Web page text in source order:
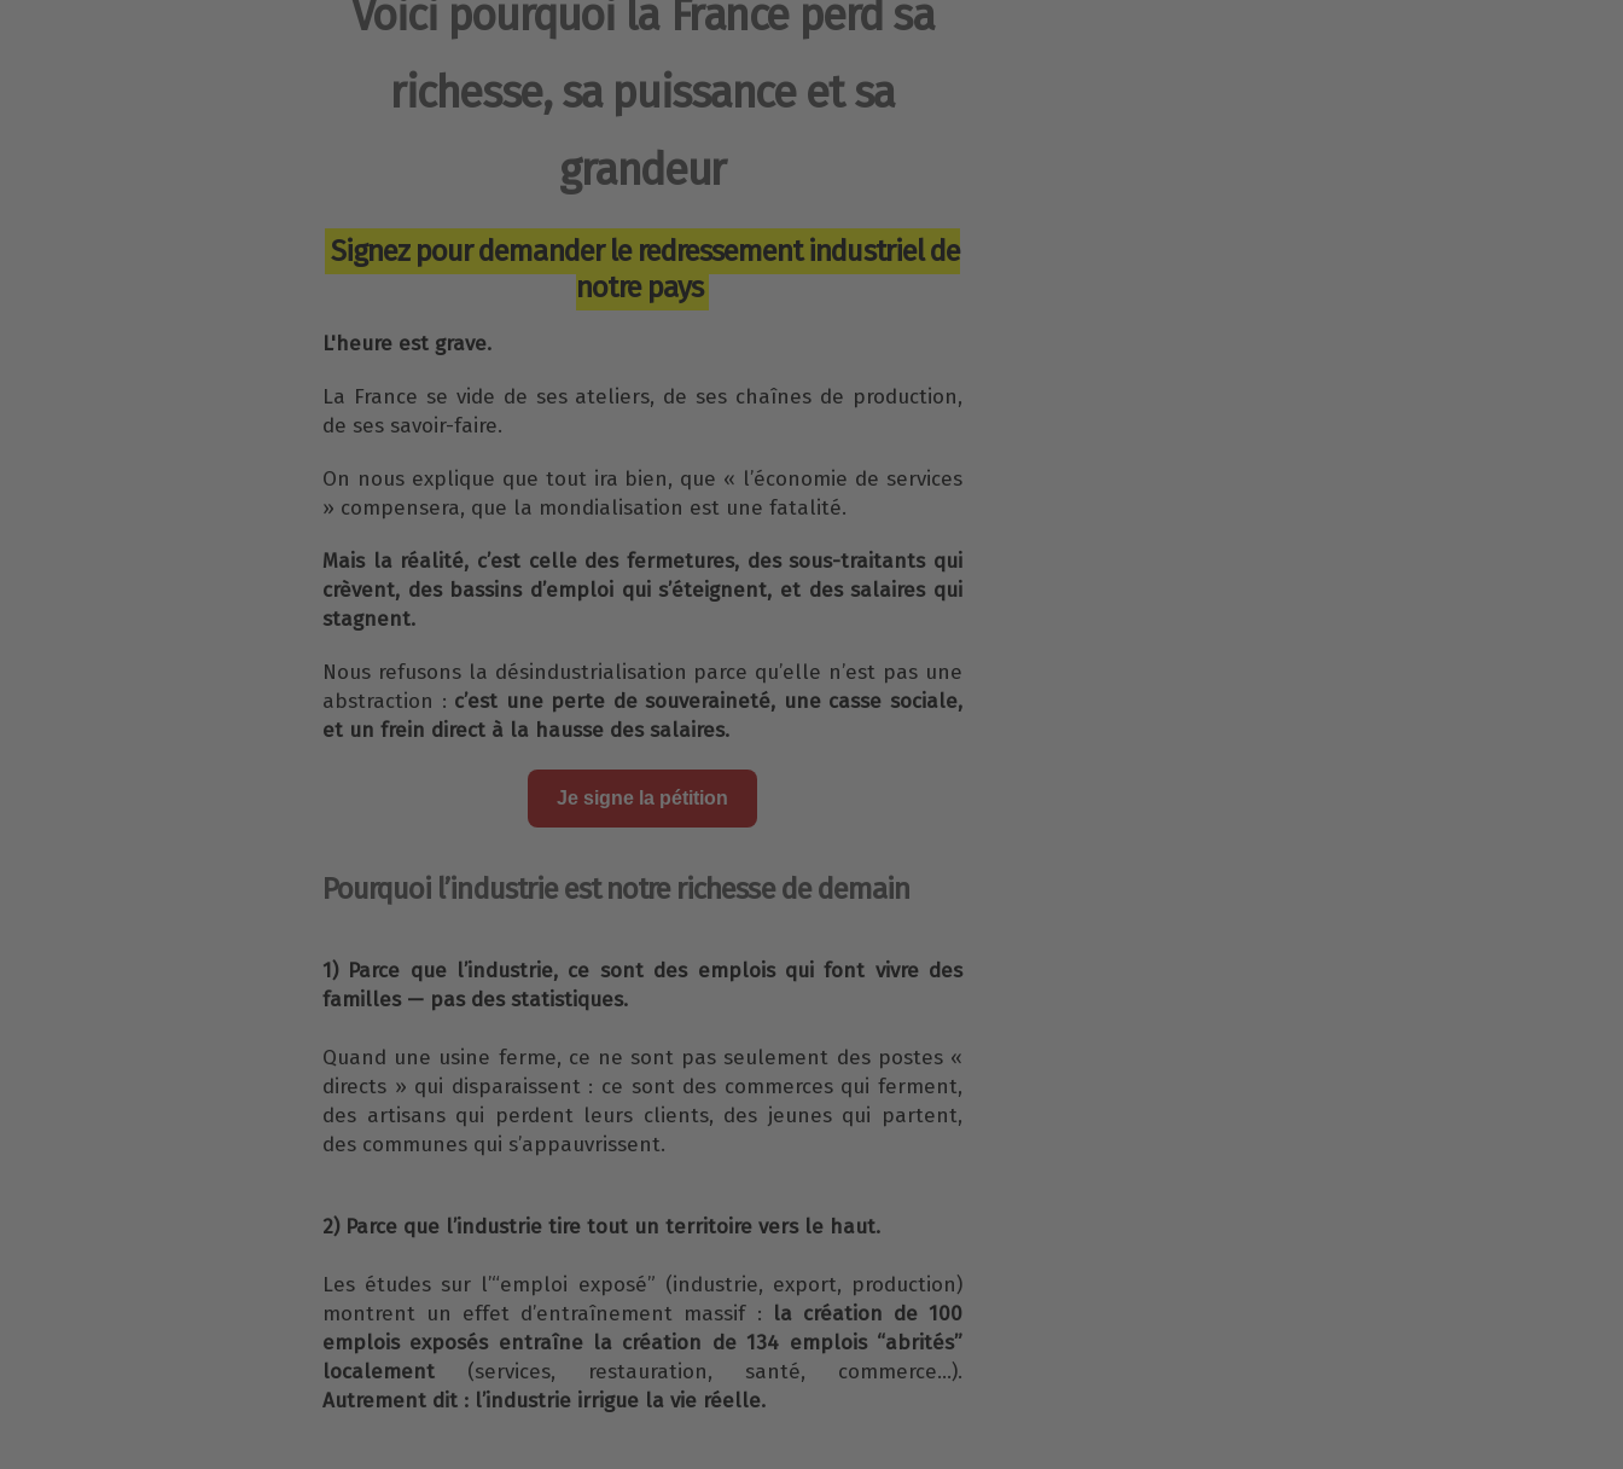
Voici pourquoi la France perd sa
richesse, sa puissance et sa
grandeur
Signez pour demander le redressement industriel de
notre pays
L'heure est grave.
La France se vide de ses ateliers, de ses chaînes de production,
de ses savoir-faire.
On nous explique que tout ira bien, que « l’économie de services
» compensera, que la mondialisation est une fatalité.
Mais la réalité, c’est celle des fermetures, des sous-traitants qui
crèvent, des bassins d’emploi qui s’éteignent, et des salaires qui
stagnent.
Nous refusons la désindustrialisation parce qu’elle n’est pas une
abstraction : c’est une perte de souveraineté, une casse sociale,
et un frein direct à la hausse des salaires.
Je signe la pétition
Pourquoi l’industrie est notre richesse de demain
1) Parce que l’industrie, ce sont des emplois qui font vivre des
familles — pas des statistiques.
Quand une usine ferme, ce ne sont pas seulement des postes «
directs » qui disparaissent : ce sont des commerces qui ferment,
des artisans qui perdent leurs clients, des jeunes qui partent,
des communes qui s’appauvrissent.
2) Parce que l’industrie tire tout un territoire vers le haut.
Les études sur l’“emploi exposé” (industrie, export, production)
montrent un effet d’entraînement massif : la création de 100
emplois exposés entraîne la création de 134 emplois “abrités”
localement (services, restauration, santé, commerce…).
Autrement dit : l’industrie irrigue la vie réelle.